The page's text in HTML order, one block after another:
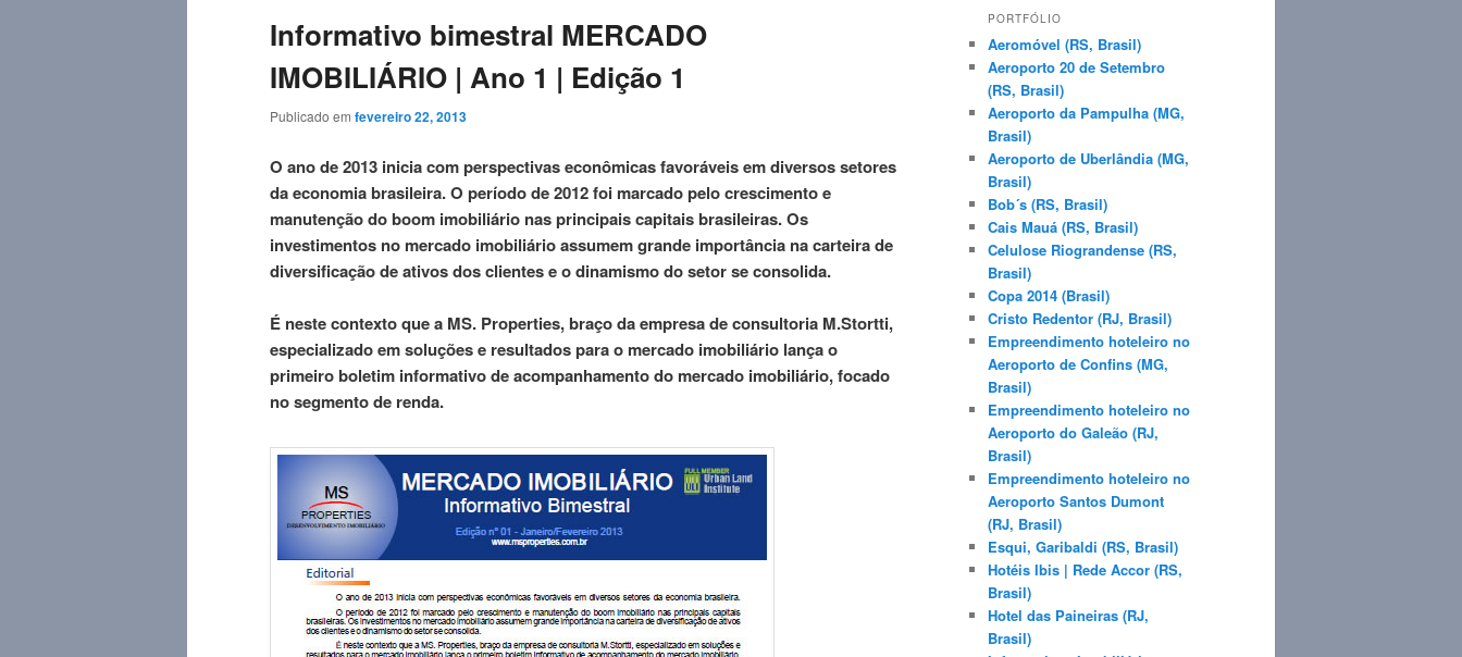
Informativo bimestral MERCADO
IMOBILIÁRIO | Ano 1 | Edição 1
Publicado em fevereiro 22, 2013
O ano de 2013 inicia com perspectivas econômicas favoráveis em diversos setores
da economia brasileira. O período de 2012 foi marcado pelo crescimento e
manutenção do boom imobiliário nas principais capitais brasileiras. Os
investimentos no mercado imobiliário assumem grande importância na carteira de
diversificação de ativosdos clientes e o dinamismo do setor se consolida.
É neste contexto que a MS. Properties, braço da empresa de consultoria M.Stortti,
especializado em soluções e resultados para o mercado imobiliário lança o
primeiro boletim informativo de acompanhamento do mercado imobiliário, focado
no segmento de renda.
q
i
s
a
r
PORTFÓLIO
Aeromóvel (RS, Brasil)
Aeroporto 20 de Setembro
(RS, Brasil)
Aeroporto da Pampulha (MG,
Brasil)
Aeroporto de Uberlândia (MG,
Brasil)
Bob´s (RS, Brasil)
Cais Mauá (RS, Brasil)
Celulose Riograndense (RS,
Brasil)
Copa 2014 (Brasil)
Cristo Redentor (RJ, Brasil)
Empreendimento hoteleiro no
Aeroporto de Confins (MG,
Brasil)
Empreendimento hoteleiro no
Aeroporto do Galeão (RJ,
Brasil)
Empreendimento hoteleiro no
Aeroporto Santos Dumont
(RJ, Brasil)
Esqui, Garibaldi (RS, Brasil)
Hotéis Ibis | Rede Accor (RS,
Brasil)
Hotel das Paineiras (RJ,
Brasil)